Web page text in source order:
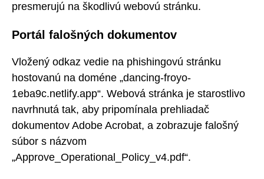
presmerujú na škodlivú webovú stránku.
Portál falošných dokumentov
Vložený odkaz vedie na phishingovú stránku
hostovanú na doméne „dancing-froyo-
1eba9c.netlify.app“. Webová stránka je starostlivo
navrhnutá tak, aby pripomínala prehliadač
dokumentov Adobe Acrobat, a zobrazuje falošný
súbor s názvom
„Approve_Operational_Policy_v4.pdf“.